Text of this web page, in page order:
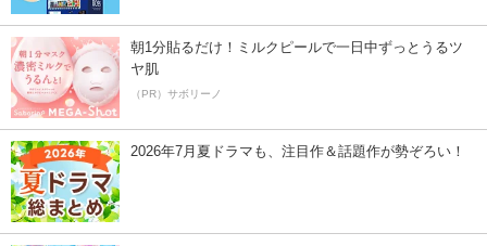
朝1分貼るだけ！ミルクピールで一日中ずっとうるツ
ヤ肌
（PR）サボリーノ
2026年7月夏ドラマも、注目作＆話題作が勢ぞろい！